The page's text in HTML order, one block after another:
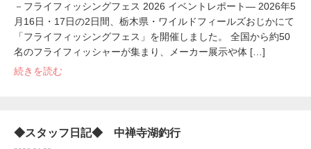
－フライフィッシングフェス 2026 イベントレポート― 2026年5
月16日・17日の2日間、栃木県・ワイルドフィールズおじかにて
「フライフィッシングフェス」を開催しました。 全国から約50
名のフライフィッシャーが集まり、メーカー展示や体 […]
続きを読む
◆スタッフ日記◆ 中禅寺湖釣行